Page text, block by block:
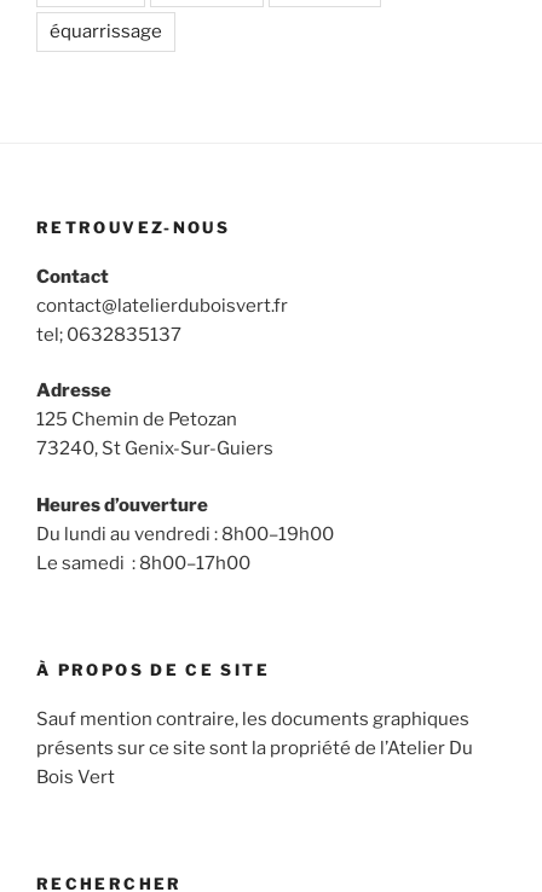
équarrissage
RETROUVEZ-NOUS
Contact
contact@latelierduboisvert.fr
tel; 0632835137
Adresse
125 Chemin de Petozan
73240, St Genix-Sur-Guiers
Heures d’ouverture
Du lundi au vendredi : 8h00–19h00
Le samedi : 8h00–17h00
À PROPOS DE CE SITE
Sauf mention contraire, les documents graphiques
présents sur ce site sont la propriété de l’Atelier Du
Bois Vert
RECHERCHER